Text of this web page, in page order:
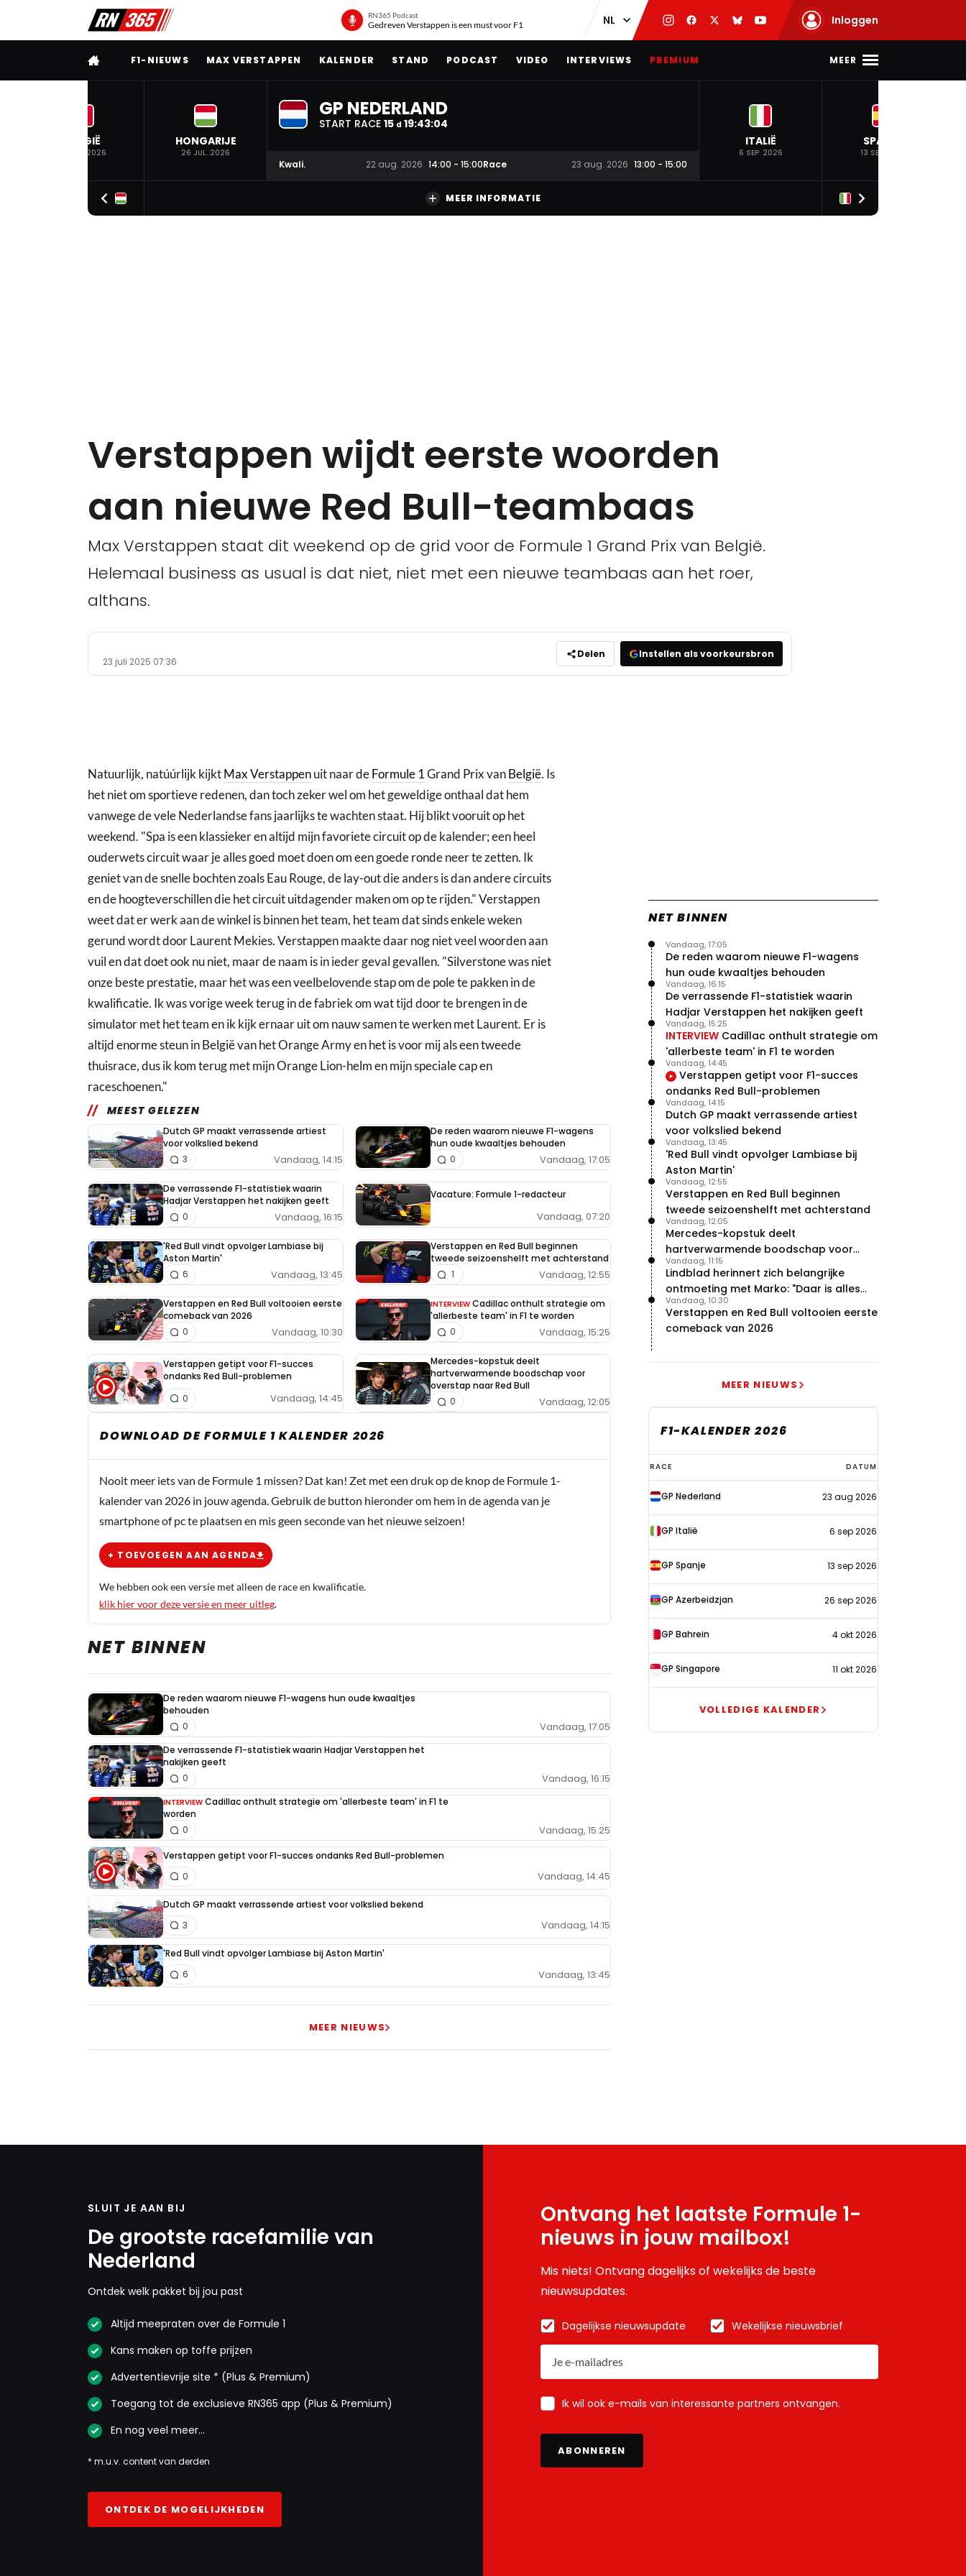
RN365 Podcast
Gedreven Verstappen is een must voor F1 Inloggen
VOLLEDIG MENU
F1-NIEUWS MAX VERSTAPPEN KALENDER STAND PODCAST VIDEO INTERVIEWS PREMIUM MEER
BELGIË
19 JUL. 2026
HONGARIJE
26 JUL. 2026
GP NEDERLAND
START RACE 15 d 19:43:03
Kwali. 22 aug. 2026 14:00 - 15:00Race 23 aug. 2026 13:00 - 15:00
ITALIË
6 SEP. 2026
SPANJE
13 SEP. 2026
MEER INFORMATIE
Verstappen wijdt eerste woorden
aan nieuwe Red Bull-teambaas
Max Verstappen staat dit weekend op de grid voor de Formule 1 Grand Prix van België.
Helemaal business as usual is dat niet, niet met een nieuwe teambaas aan het roer,
althans.
23 juli 2025 07:36
Delen Instellen als voorkeursbron
Natuurlijk, natúúrlijk kijktMax Verstappenuit naar deFormule 1Grand Prix vanBelgië. Is
het niet om sportieve redenen, dan toch zeker wel om het geweldige onthaal dat hem
vanwege de vele Nederlandse fans jaarlijks te wachten staat. Hij blikt vooruit op het
weekend. "Spa is een klassieker en altijd mijn favoriete circuit op de kalender; een heel
ouderwets circuit waar je alles goed moet doen om een goede ronde neer te zetten. Ik
geniet van de snelle bochten zoals Eau Rouge, de lay-out die anders is dan andere circuits
en de hoogteverschillen die het circuit uitdagender maken om op te rijden." Verstappen
weet dat er werk aan de winkel is binnen het team, het team dat sinds enkele weken
gerund wordt door Laurent Mekies. Verstappen maakte daar nog niet veel woorden aan
vuil en dat doet ook nu niet, maar de naam is in ieder geval gevallen. "Silverstone was niet
onze beste prestatie, maar het was een veelbelovende stap om de pole te pakken in de
kwalificatie. Ik was vorige week terug in de fabriek om wat tijd door te brengen in de
simulator met het team en ik kijk ernaar uit om nauw samen te werken met Laurent. Er is
altijd enorme steun in België van het Orange Army en het is voor mij als een tweede
thuisrace, dus ik kom terug met mijn Orange Lion-helm en mijn speciale cap en
raceschoenen."
MEEST GELEZEN
Dutch GP maakt verrassende artiest
voor volkslied bekend
Vandaag, 14:15
3
De reden waarom nieuwe F1-wagens
hun oude kwaaltjes behouden
Vandaag, 17:05
0
De verrassende F1-statistiek waarin
Hadjar Verstappen het nakijken geeft
Vandaag, 16:15
0
Vacature: Formule 1-redacteur
Vandaag, 07:20
'Red Bull vindt opvolger Lambiase bij
Aston Martin'
Vandaag, 13:45
6
Verstappen en Red Bull beginnen
tweede seizoenshelft met achterstand
Vandaag, 12:55
1
Verstappen en Red Bull voltooien eerste
comeback van 2026
Vandaag, 10:30
0
INTERVIEW Cadillac onthult strategie om
'allerbeste team' in F1 te worden
Vandaag, 15:25
0
Verstappen getipt voor F1-succes
ondanks Red Bull-problemen
Vandaag, 14:45
0
Mercedes-kopstuk deelt
hartverwarmende boodschap voor
overstap naar Red Bull
Vandaag, 12:05
0
DOWNLOAD DE FORMULE 1 KALENDER 2026
Nooit meer iets van de Formule 1 missen? Dat kan! Zet met een druk op de knop de Formule 1-
kalender van 2026 in jouw agenda. Gebruik de button hieronder om hem in de agenda van je
smartphone of pc te plaatsen en mis geen seconde van het nieuwe seizoen!
+ TOEVOEGEN AAN AGENDA
We hebben ook een versie met alleen de race en kwalificatie.
klik hier voor deze versie en meer uitleg.
NET BINNEN
De reden waarom nieuwe F1-wagens hun oude kwaaltjes
behouden
Vandaag, 17:05
0
De verrassende F1-statistiek waarin Hadjar Verstappen het
nakijken geeft
Vandaag, 16:15
0
INTERVIEW Cadillac onthult strategie om 'allerbeste team' in F1 te
worden
Vandaag, 15:25
0
Verstappen getipt voor F1-succes ondanks Red Bull-problemen
Vandaag, 14:45
0
Dutch GP maakt verrassende artiest voor volkslied bekend
Vandaag, 14:15
3
'Red Bull vindt opvolger Lambiase bij Aston Martin'
Vandaag, 13:45
6
MEER NIEUWS
NET BINNEN
De reden waarom nieuwe F1-wagens
hun oude kwaaltjes behouden
Vandaag, 17:05
De verrassende F1-statistiek waarin
Hadjar Verstappen het nakijken geeft
Vandaag, 16:15
INTERVIEW Cadillac onthult strategie om
'allerbeste team' in F1 te worden
Vandaag, 15:25
Verstappen getipt voor F1-succes
ondanks Red Bull-problemen
Vandaag, 14:45
Dutch GP maakt verrassende artiest
voor volkslied bekend
Vandaag, 14:15
'Red Bull vindt opvolger Lambiase bij
Aston Martin'
Vandaag, 13:45
Verstappen en Red Bull beginnen
tweede seizoenshelft met achterstand
Vandaag, 12:55
Mercedes-kopstuk deelt
hartverwarmende boodschap voor
overstap naar Red Bull
Vandaag, 12:05
Lindblad herinnert zich belangrijke
ontmoeting met Marko: "Daar is alles
echt begonnen"
Vandaag, 11:15
Verstappen en Red Bull voltooien eerste
comeback van 2026
Vandaag, 10:30
MEER NIEUWS
F1-KALENDER 2026
F1-
kalender
2026
RACE DATUM
GP Nederland 23 aug 2026
GP Italië 6 sep 2026
GP Spanje 13 sep 2026
GP Azerbeidzjan 26 sep 2026
GP Bahrein 4 okt 2026
GP Singapore 11 okt 2026
VOLLEDIGE KALENDER
SLUIT JE AAN BIJ
De grootste racefamilie van
Nederland
Ontdek welk pakket bij jou past
Altijd meepraten over de Formule 1
Kans maken op toffe prijzen
Advertentievrije site * (Plus & Premium)
Toegang tot de exclusieve RN365 app (Plus & Premium)
En nog veel meer…
* m.u.v. content van derden
ONTDEK DE MOGELIJKHEDEN
Ontvang het laatste Formule 1-
nieuws in jouw mailbox!
Mis niets! Ontvang dagelijks of wekelijks de beste
nieuwsupdates.
Dagelijkse nieuwsupdate Wekelijkse nieuwsbrief
Ik wil ook e-mails van interessante partners ontvangen.
ABONNEREN